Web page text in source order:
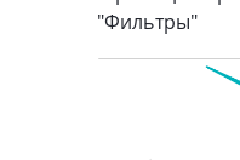
"Фильтры"